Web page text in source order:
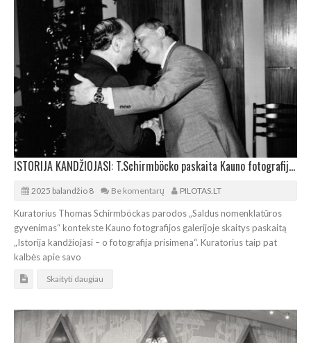
ISTORIJA KANDŽIOJASI: T.Schirmböcko paskaita Kauno fotografijos galerijoje
2025 balandžio 8 Be komentarų PILOTAS.LT
Kuratorius Thomas Schirmböckas parodos „Saldus nomenklatūros
gyvenimas“ kontekste Kauno fotografijos galerijoje skaitys paskaitą
„Istorija kandžiojasi – o fotografija prisimena“. Kuratorius taip pat
kalbės apie savo
Skaityti daugiau